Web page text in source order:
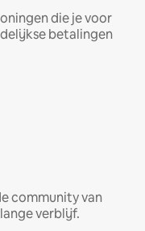
die je voor
betalingen
community van
verblijf.